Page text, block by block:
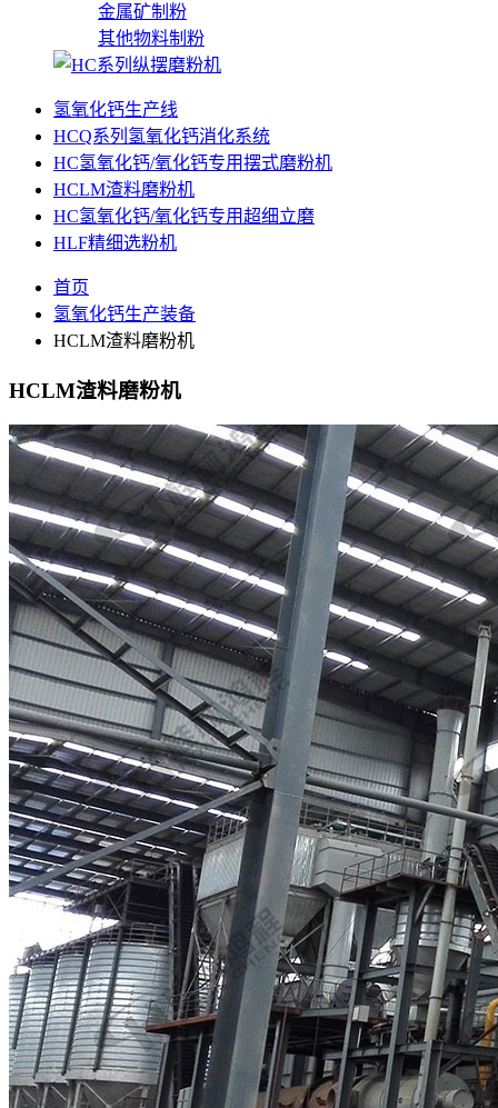
金属矿制粉
其他物料制粉
氢氧化钙生产线
HCQ系列氢氧化钙消化系统
HC氢氧化钙/氧化钙专用摆式磨粉机
HCLM渣料磨粉机
HC氢氧化钙/氧化钙专用超细立磨
HLF精细选粉机
首页
氢氧化钙生产装备
HCLM渣料磨粉机
HCLM渣料磨粉机